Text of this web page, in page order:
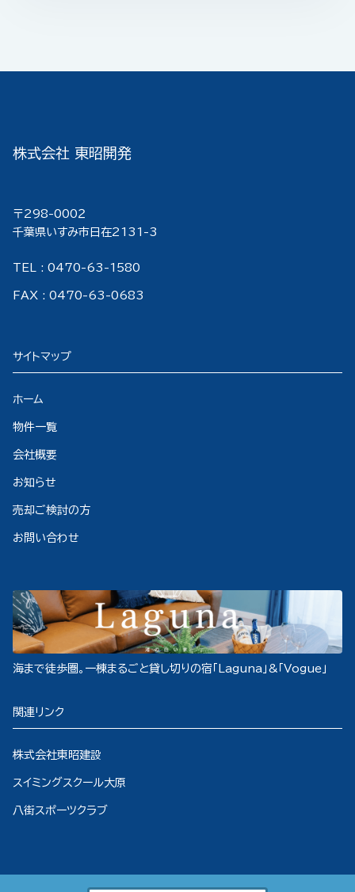
株式会社 東昭開発
〒298-000２
千葉県いすみ市日在2131-3
TEL : 0470-63-1580
FAX : 0470-63-0683
サイトマップ
ホーム
物件一覧
会社概要
お知らせ
売却ご検討の方
お問い合わせ
海まで徒歩圏。一棟まるごと貸し切りの宿「Laguna」&「Vogue」
関連リンク
株式会社東昭建設
スイミングスクール大原
八街スポーツクラブ